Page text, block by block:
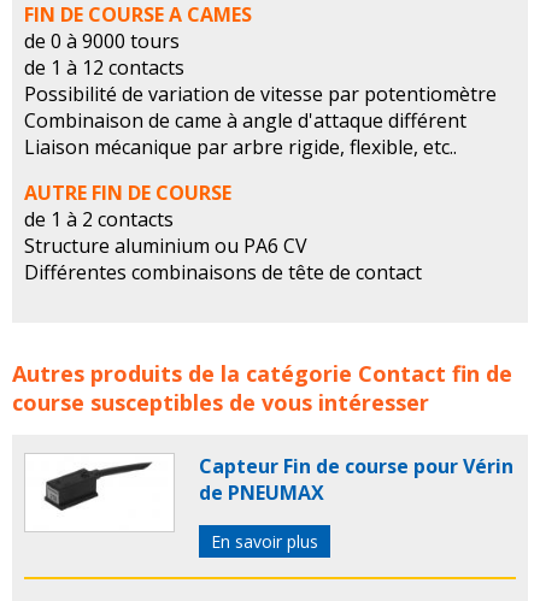
FIN DE COURSE A CAMES
de 0 à 9000 tours
de 1 à 12 contacts
Possibilité de variation de vitesse par potentiomètre
Combinaison de came à angle d'attaque différent
Liaison mécanique par arbre rigide, flexible, etc..
AUTRE FIN DE COURSE
de 1 à 2 contacts
Structure aluminium ou PA6 CV
Différentes combinaisons de tête de contact
Fins de Course ATC PRODUCTION concerne les familles
de produits :ATC PRODUCTIONfin de course
capteur fin de course
fin de courseinterrupteur de securitecapteur de fin
de course
Autres produits de la catégorie Contact fin de
course susceptibles de vous intéresser
Capteur Fin de course pour Vérin
de PNEUMAX
En savoir plus